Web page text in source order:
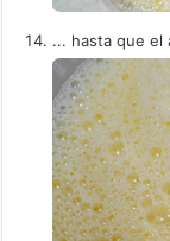
... hasta que el